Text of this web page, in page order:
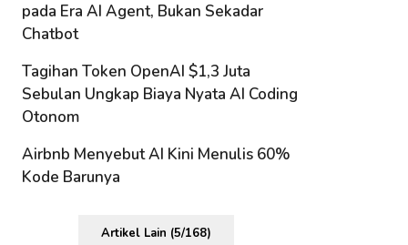
pada Era AI Agent, Bukan Sekadar
Chatbot
Tagihan Token OpenAI $1,3 Juta
Sebulan Ungkap Biaya Nyata AI Coding
Otonom
Airbnb Menyebut AI Kini Menulis 60%
Kode Barunya
Artikel Lain (5/168)